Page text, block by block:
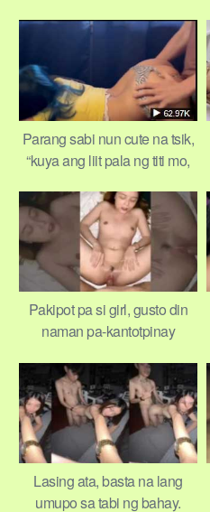
Parang sabi nun cute na tsik,
“kuya ang liit pala ng titi mo,
Pakipot pa si girl, gusto din
naman pa-kantotpinay
Lasing ata, basta na lang
umupo sa tabi ng bahay.